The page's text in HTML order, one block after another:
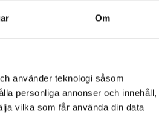
Om
använder teknologi såsom
personliga annonser och innehåll,
vilka som får använda din data